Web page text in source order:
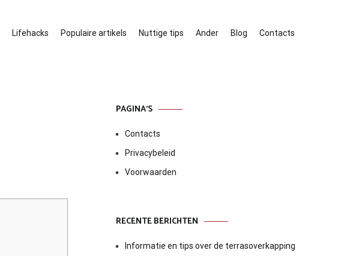
Lifehacks Populaire artikels Nuttige tips Ander Blog Contacts
PAGINA’S
Contacts
Privacybeleid
Voorwaarden
RECENTE BERICHTEN
Informatie en tips over de terrasoverkapping